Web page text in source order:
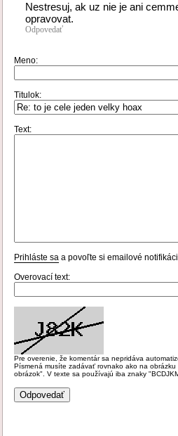
Nestresuj, ak uz nie je ani
opravovat.
Odpovedať
Meno:
Titulok:
Text:
Prihláste sa a povoľte si emailové
Overovací text:
Pre overenie, že komentár sa nepridáva
Písmená musíte zadávať rovnako ako na
obrázok". V texte sa používajú iba znaky